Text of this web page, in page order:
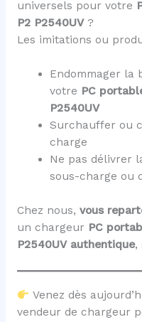
universels pour votre
P2 P2540UV?
Les imitations ou
Endommager la
votre PC
P2540UV
Surchauffer ou
charge
Ne pas délivrer
sous-charge ou
Chez nous, vous
un chargeur PC
P2540UV authentique,
Venez dès
vendeur de chargeur